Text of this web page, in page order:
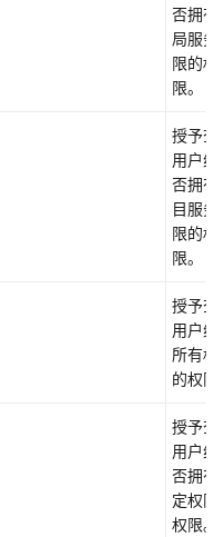
否拥有
局服务
限的权
限。
授予查
用户组
否拥有
目服务
限的权
限。
授予查
用户组
所有权
的权限
授予查
用户组
否拥有
定权限
权限。